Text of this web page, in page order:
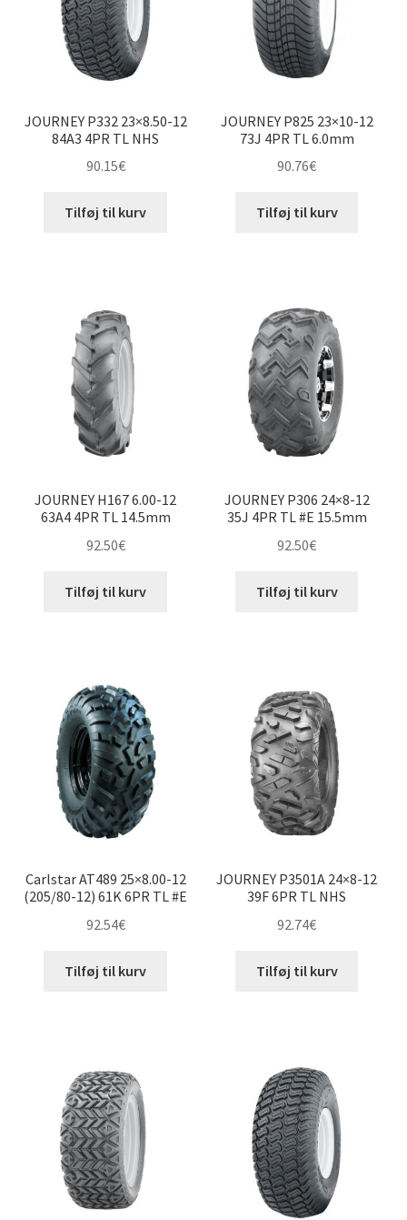
JOURNEY P332 23×8.50-12
84A3 4PR TL NHS
90.15€
Tilføj til kurv
JOURNEY P825 23×10-12
73J 4PR TL 6.0mm
90.76€
Tilføj til kurv
JOURNEY H167 6.00-12
63A4 4PR TL 14.5mm
92.50€
Tilføj til kurv
JOURNEY P306 24×8-12
35J 4PR TL #E 15.5mm
92.50€
Tilføj til kurv
Carlstar AT489 25×8.00-12
(205/80-12) 61K 6PR TL #E
92.54€
Tilføj til kurv
JOURNEY P3501A 24×8-12
39F 6PR TL NHS
92.74€
Tilføj til kurv